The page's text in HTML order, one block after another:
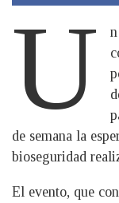
U
de semana la
bioseguridad
El evento, que